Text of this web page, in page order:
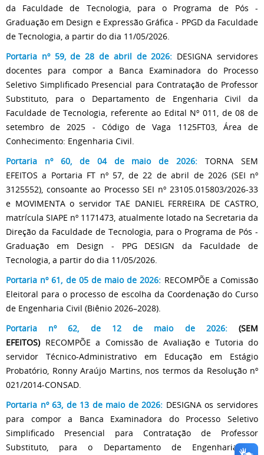
da Faculdade de Tecnologia, para o Programa de Pós -
Graduação em Design e Expressão Gráfica - PPGD da Faculdade
de Tecnologia, a partir do dia 11/05/2026.
Portaria nº 59, de 28 de abril de 2026: DESIGNA servidores
docentes para compor a Banca Examinadora do Processo
Seletivo Simplificado Presencial para Contratação de Professor
Substituto, para o Departamento de Engenharia Civil da
Faculdade de Tecnologia, referente ao Edital Nº 011, de 08 de
setembro de 2025 - Código de Vaga 1125FT03, Área de
Conhecimento: Engenharia Civil.
Portaria nº 60, de 04 de maio de 2026:
TORNA SEM
EFEITOS a Portaria FT nº 57, de 22 de abril de 2026 (SEI nº
3125552), consoante ao Processo SEI nº 23105.015803/2026-33
e MOVIMENTA o servidor TAE DANIEL FERREIRA DE CASTRO,
matrícula SIAPE nº 1171473, atualmente lotado na Secretaria da
Direção da Faculdade de Tecnologia, para o Programa de Pós -
Graduação em Design - PPG DESIGN da Faculdade de
Tecnologia, a partir do dia 11/05/2026.
Portaria nº 61, de 05 de maio de 2026: RECOMPÕE a Comissão
Eleitoral para o processo de escolha da Coordenação do Curso
de Engenharia Civil (Biênio 2026–2028).
Portaria nº 62, de 12 de maio de 2026:(SEM
EFEITOS) RECOMPÕE a Comissão de Avaliação e Tutoria do
servidor Técnico-Administrativo em Educação em Estágio
Probatório, Ronny Araújo Martins, nos termos da Resolução nº
021/2014-CONSAD.
Portaria nº 63, de 13 de maio de 2026: DESIGNA os servidores
para compor a Banca Examinadora do Processo Seletivo
Simplificado Presencial para Contratação de Professor
Substituto, para o Departamento de Engenharia de